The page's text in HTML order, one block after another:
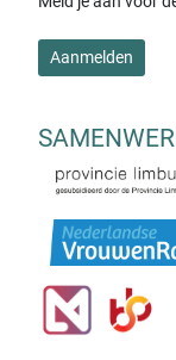
Aanmelden